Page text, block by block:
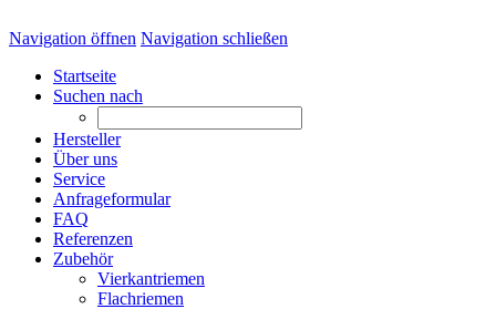
Navigation öffnen Navigation schließen
Startseite
Suchen nach
Hersteller
Über uns
Service
Anfrageformular
FAQ
Referenzen
Zubehör
Vierkantriemen
Flachriemen